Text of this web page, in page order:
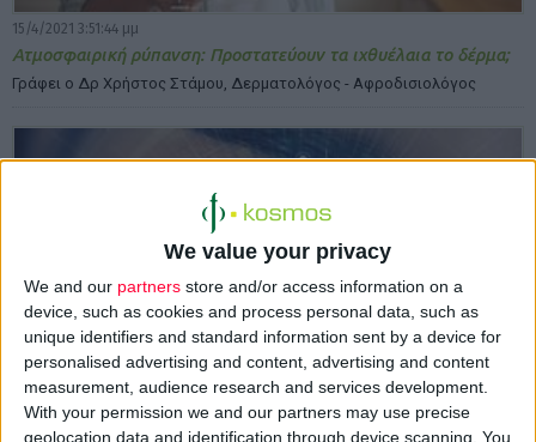
We value your privacy
We and our partners store and/or access information on a
device, such as cookies and process personal data, such as
unique identifiers and standard information sent by a device for
personalised advertising and content, advertising and content
measurement, audience research and services development.
With your permission we and our partners may use precise
geolocation data and identification through device scanning. You
15/4/2021 3:51:44 μμ
Ατμοσφαιρική ρύπανση: Προστατεύουν τα ιχθυέλαια το δέρμα;
Γράφει ο Δρ Χρήστος Στάμου, Δερματολόγος - Αφροδισιολόγος